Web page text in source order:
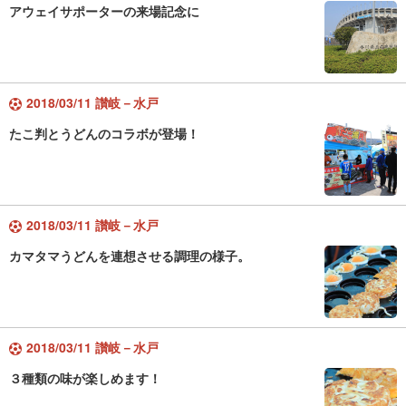
アウェイサポーターの来場記念に
2018/03/11 讃岐－水戸
たこ判とうどんのコラボが登場！
2018/03/11 讃岐－水戸
カマタマうどんを連想させる調理の様子。
2018/03/11 讃岐－水戸
３種類の味が楽しめます！